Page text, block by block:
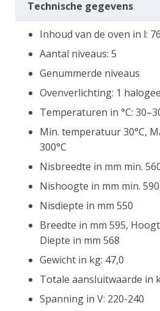
Technische gegevens
Inhoud van de oven in l: 76
Aantal niveaus: 5
Genummerde niveaus
Ovenverlichting: 1
Temperaturen in °C:
Min. temperatuur 30°C,
300°C
Nisbreedte in mm min.
Nishoogte in mm min.
Nisdiepte in mm 550
Breedte in mm 595,
Diepte in mm 568
Gewicht in kg: 47,0
Totale aansluitwaarde in
Spanning in V: 220-240